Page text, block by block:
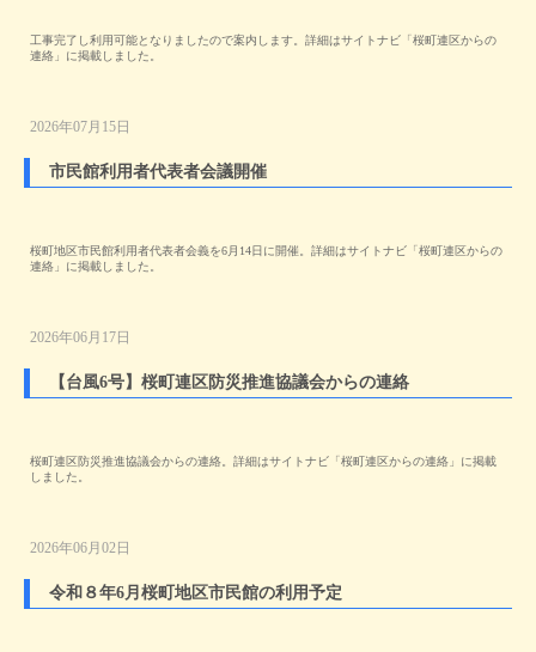
工事完了し利用可能となりましたので案内します。詳細はサイトナビ「桜町連区からの
連絡」に掲載しました。
2026年07月15日
市民館利用者代表者会議開催
桜町地区市民館利用者代表者会義を6月14日に開催。詳細はサイトナビ「桜町連区からの
連絡」に掲載しました。
2026年06月17日
【台風6号】桜町連区防災推進協議会からの連絡
桜町連区防災推進協議会からの連絡。詳細はサイトナビ「桜町連区からの連絡」に掲載
しました。
2026年06月02日
令和８年6月桜町地区市民館の利用予定